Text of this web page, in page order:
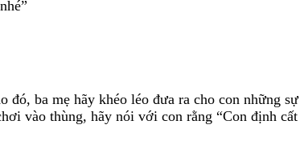
ba mẹ hãy khéo léo đưa ra cho con những
vào thùng, hãy nói với con rằng “Con định